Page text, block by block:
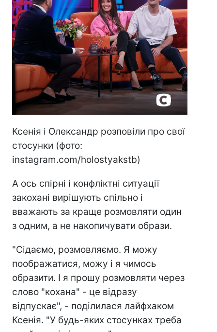
Ксенія і Олександр розповіли про свої
стосунки (фото:
instagram.com/holostyakstb)
А ось спірні і конфліктні ситуації
закохані вирішують спільно і
вважають за краще розмовляти один
з одним, а не накопичувати образи.
"Сідаємо, розмовляємо. Я можу
поображатися, можу і я чимось
образити. І я прошу розмовляти через
слово "кохана" - це відразу
відпускає", - поділилася лайфхаком
Ксенія. "У будь-яких стосунках треба